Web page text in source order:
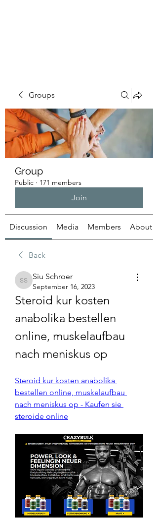
Groups
Group
Public · 171 members
Join
Discussion Media Members About
Back
Siu Schroer
Siu Schroer
September 16, 2023
Steroid kur kosten
anabolika bestellen
online, muskelaufbau
nach meniskus op
Steroid kur kosten anabolika
bestellen online, muskelaufbau
nach meniskus op - Kaufen sie
steroide online